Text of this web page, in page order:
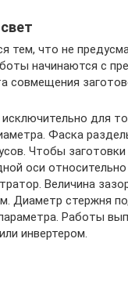
тем, что не
начинаются с
совмещения
для
Фаска
Чтобы
оси относительно
Величина
Диаметр стержня
Работы
инвертером.